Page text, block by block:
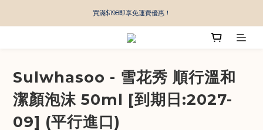
買滿$198即享免運費優惠！
Sulwhasoo - 雪花秀 順行溫和
潔顏泡沫 50ml [到期日:2027-
09] (平行進口)